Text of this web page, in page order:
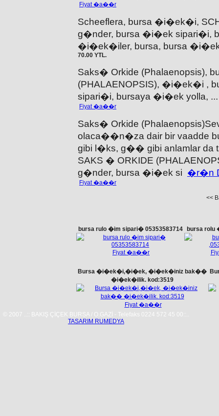
Fiyat �a��r
Scheeflera, bursa �i�ek�i,
g�nder, bursa �i�ek sipari�i,
�i�ek�iler, bursa, bursa
70.00 YTL.
Saks� Orkide (Phalaenopsis),
(PHALAENOPSIS), �i�ek�i ,
sipari�i, bursaya �i�ek yolla,
Fiyat �a��r
Saks� Orkide
olaca��n�za dair bir vaadde
gibi l�ks, g�� gibi anlamlar
SAKS � ORKIDE
g�nder, bursa �i�ek si �r�n
Fiyat �a��r
<<
bursa rulo �im sipari� 05353583714
Fiyat �a��r
bursa rolu
Bursa �i�ek�i,�i�ek, �i�ek�iniz bak��
�i�ek�ilik. kod:3519
Fiyat �a��r
© 2007 ..:: BAKIŞ ÇİÇEK BURSA / O.GAZİ - Telefaks 0224 572 45 00::..
TASARIM RUMEDYA